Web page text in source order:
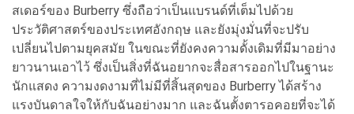
สเดอร์ของ Burberry ซึ่งถือว่าเป็นแบรนด์ที่เต็มไปด้วย
ประวัติศาสตร์ของประเทศอังกฤษ และยังมุ่งมั่นที่จะปรับ
เปลี่ยนไปตามยุคสมัย ในขณะที่ยังคงความดั้งเดิมที่มีมาอย่าง
ยาวนานเอาไว้ ซึ่งเป็นสิ่งที่ฉันอยากจะสื่อสารออกไปในฐานะ
นักแสดง ความงดงามที่ไม่มีที่สิ้นสุดของ Burberry ได้สร้าง
แรงบันดาลใจให้กับฉันอย่างมาก และฉันตั้งตารอคอยที่จะได้